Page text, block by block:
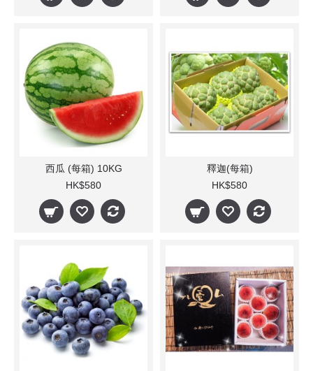
西瓜 (每箱) 10KG
HK$580
釋迦(每箱)
HK$580